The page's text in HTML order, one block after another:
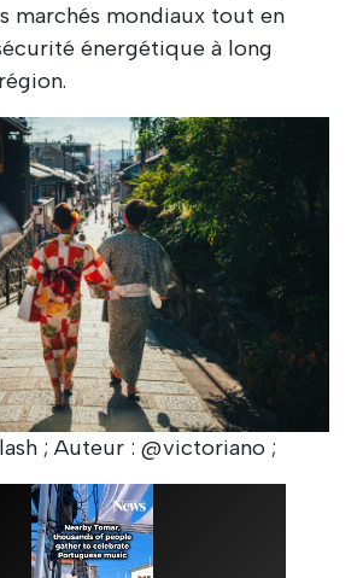
marchés mondiaux tout en
énergétique à long
; Auteur : @victoriano ;